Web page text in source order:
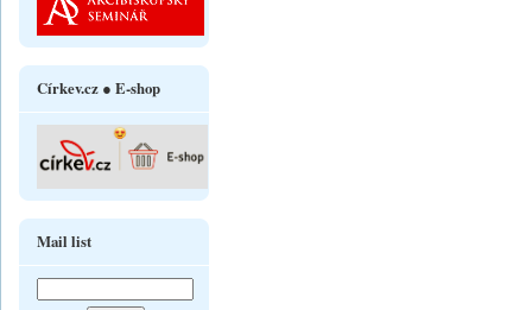
Církev.cz ● E-shop
Mail list